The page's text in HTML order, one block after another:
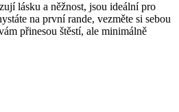
lásku a něžnost, jsou ideální pro
na první rande, vezměte si sebou
přinesou štěstí, ale minimálně